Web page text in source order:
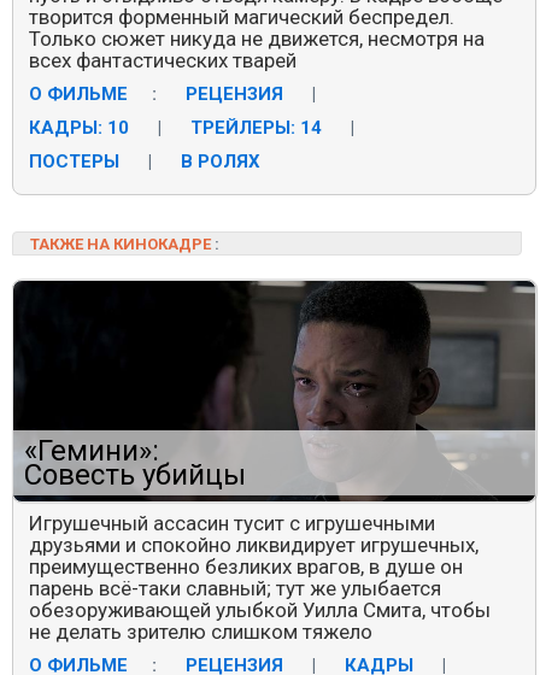
творится форменный магический беспредел.
Только сюжет никуда не движется, несмотря на
всех фантастических тварей
О ФИЛЬМЕ : РЕЦЕНЗИЯ
|
КАДРЫ: 10
| ТРЕЙЛЕРЫ: 14
|
ПОСТЕРЫ
| В РОЛЯХ
ТАКЖЕ НА КИНОКАДРЕ :
«Гемини»:
Совесть убийцы
Игрушечный ассасин тусит с игрушечными
друзьями и спокойно ликвидирует игрушечных,
преимущественно безликих врагов, в душе он
парень всё-таки славный; тут же улыбается
обезоруживающей улыбкой Уилла Смита, чтобы
не делать зрителю слишком тяжело
О ФИЛЬМЕ : РЕЦЕНЗИЯ | КАДРЫ
|